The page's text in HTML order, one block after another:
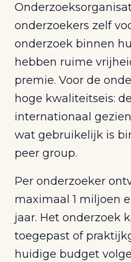
onderzoekers zelf
onderzoek binnen
hebben ruime
premie. Voor de
hoge kwaliteitseis:
internationaal
wat gebruikelijk is
peer group.
Per onderzoeker
maximaal 1 miljoen
jaar. Het onderzoek
toegepast of
huidige budget